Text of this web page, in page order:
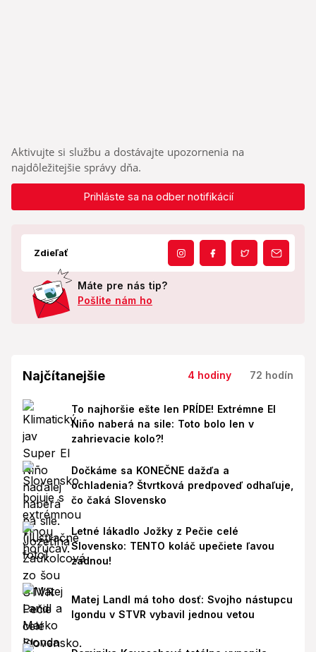
Aktivujte si službu a dostávajte upozornenia na
najdôležitejšie správy dňa.
Prihláste sa na odber notifikácií
Zdieľať
Máte pre nás tip?
Pošlite nám ho
Najčítanejšie 4 hodiny 72 hodín
To najhoršie ešte len PRÍDE! Extrémne El
Niño naberá na sile: Toto bolo len v
zahrievacie kolo?!
Dočkáme sa KONEČNE dažďa a
ochladenia? Štvrtková predpoveď odhaľuje,
čo čaká Slovensko
Letné lákadlo Jožky z Pečie celé
Slovensko: TENTO koláč upečiete ľavou
zadnou!
Matej Landl má toho dosť: Svojho nástupcu
Igondu v STVR vybavil jednou vetou